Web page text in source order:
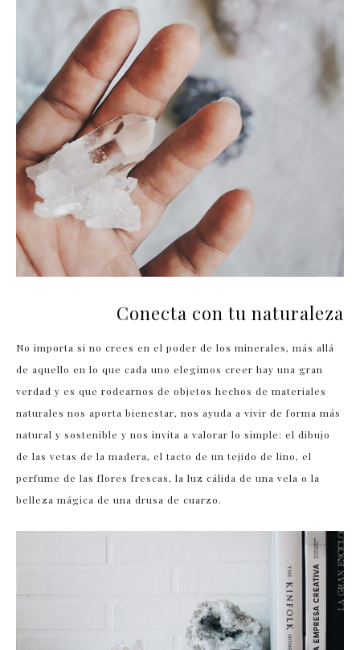
Conecta con tu naturaleza
No importa si no crees en el poder de los minerales, más allá
de aquello en lo que cada uno elegimos creer hay una gran
verdad y es que rodearnos de objetos hechos de materiales
naturales nos aporta bienestar, nos ayuda a vivir de forma más
natural y sostenible y nos invita a valorar lo simple: el dibujo
de las vetas de la madera, el tacto de un tejido de lino, el
perfume de las flores frescas, la luz cálida de una vela o la
belleza mágica de una drusa de cuarzo.